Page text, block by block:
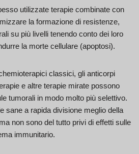
utilizzate terapie combinate con
la formazione di resistenze,
su più livelli tenendo conto dei loro
la morte cellulare (apoptosi).
classici, gli anticorpi
e altre terapie mirate possono
tumorali in modo molto più selettivo.
sane a rapida divisione meglio della
non sono del tutto privi di effetti sulle
immunitario.